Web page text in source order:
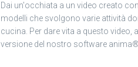
Dai un'occhiata a un video creato
modelli che svolgono varie attività
cucina. Per dare vita a questo video,
versione del nostro software anima®